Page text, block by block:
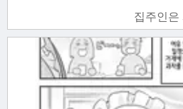
집주인